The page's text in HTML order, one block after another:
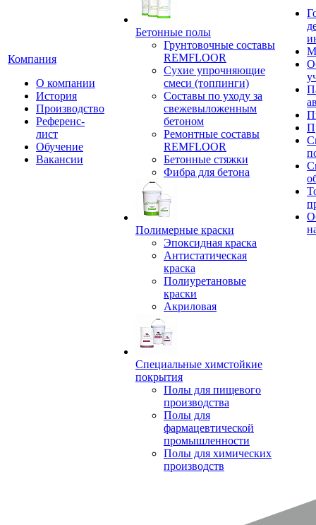
Компания
О компании
История
Производство
Референс-
лист
Обучение
Вакансии
Бетонные полы
Грунтовочные составы
REMFLOOR
Сухие упрочняющие
смеси (топпинги)
Составы по уходу за
свежевыложенным
бетоном
Ремонтные составы
REMFLOOR
Бетонные стяжки
Фибра для бетона
Полимерные краски
Эпоксидная краска
Антистатическая
краска
Полиуретановые
краски
Акриловая
Специальные химстойкие
покрытия
Полы для пищевого
производства
Полы для
фармацевтической
промышленности
Полы для химических
производств